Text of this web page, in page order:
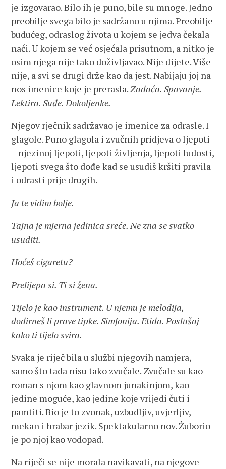
je izgovarao. Bilo ih je puno, bile su mnoge. Jedno
preobilje svega bilo je sadržano u njima. Preobilje
budućeg, odraslog života u kojem se jedva čekala
naći. U kojem se već osjećala prisutnom, a nitko je
osim njega nije tako doživljavao. Nije dijete. Više
nije, a svi se drugi drže kao da jest. Nabijaju joj na
nos imenice koje je prerasla.Zadaća. Spavanje.
Lektira. Suđe. Dokoljenke.
Njegov rječnik sadržavao je imenice za odrasle. I
glagole. Puno glagola i zvučnih pridjeva o ljepoti
– njezinoj ljepoti, ljepoti življenja, ljepoti ludosti,
ljepoti svega što dođe kad se usudiš kršiti pravila
i odrasti prije drugih.
Ja te vidim bolje.
Tajna je mjerna jedinica sreće. Ne zna se svatko
usuditi.
Hoćeš cigaretu?
Prelijepa si. Ti si žena.
Tijelo je kao instrument. U njemu je melodija,
dodirneš li prave tipke. Simfonija. Etida. Poslušaj
kako ti tijelo svira.
Svaka je riječ bila u službi njegovih namjera,
samo što tada nisu tako zvučale. Zvučale su kao
roman s njom kao glavnom junakinjom, kao
jedine moguće, kao jedine koje vrijedi čuti i
pamtiti. Bio je to zvonak, uzbudljiv, uvjerljiv,
mekan i hrabar jezik. Spektakularno nov. Žuborio
je po njoj kao vodopad.
Na riječi se nije morala navikavati, na njegove